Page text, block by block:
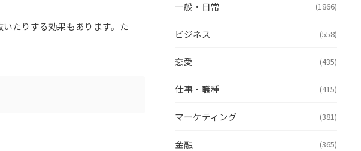
たりする効果もあります。た
一般・日常 (1866)
ビジネス (558)
恋愛 (435)
仕事・職種 (415)
マーケティング (381)
金融 (365)